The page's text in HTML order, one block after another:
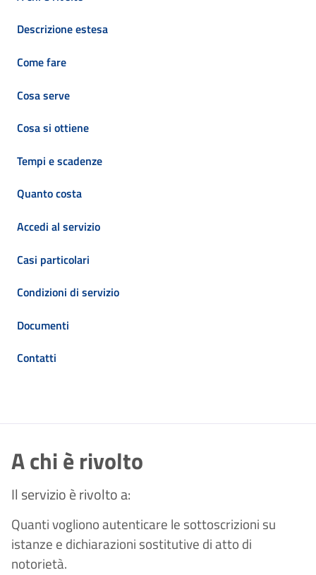
Descrizione estesa
Come fare
Cosa serve
Cosa si ottiene
Tempi e scadenze
Quanto costa
Accedi al servizio
Casi particolari
Condizioni di servizio
Documenti
Contatti
A chi è rivolto
Il servizio è rivolto a:
Quanti vogliono autenticare le sottoscrizioni su
istanze e dichiarazioni sostitutive di atto di
notorietà.